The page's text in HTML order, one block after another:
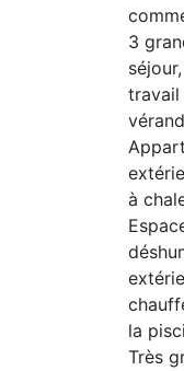
3
travail
à
la
Très